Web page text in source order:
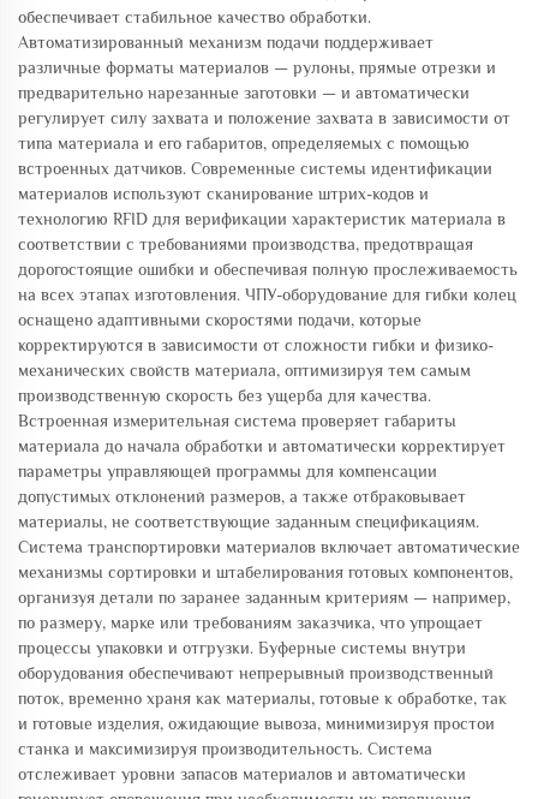
обеспечивает стабильное качество обработки.
Автоматизированный механизм подачи поддерживает
различные форматы материалов — рулоны, прямые отрезки и
предварительно нарезанные заготовки — и автоматически
регулирует силу захвата и положение захвата в зависимости от
типа материала и его габаритов, определяемых с помощью
встроенных датчиков. Современные системы идентификации
материалов используют сканирование штрих-кодов и
технологию RFID для верификации характеристик материала в
соответствии с требованиями производства, предотвращая
дорогостоящие ошибки и обеспечивая полную прослеживаемость
на всех этапах изготовления. ЧПУ-оборудование для гибки колец
оснащено адаптивными скоростями подачи, которые
корректируются в зависимости от сложности гибки и физико-
механических свойств материала, оптимизируя тем самым
производственную скорость без ущерба для качества.
Встроенная измерительная система проверяет габариты
материала до начала обработки и автоматически корректирует
параметры управляющей программы для компенсации
допустимых отклонений размеров, а также отбраковывает
материалы, не соответствующие заданным спецификациям.
Система транспортировки материалов включает автоматические
механизмы сортировки и штабелирования готовых компонентов,
организуя детали по заранее заданным критериям — например,
по размеру, марке или требованиям заказчика, что упрощает
процессы упаковки и отгрузки. Буферные системы внутри
оборудования обеспечивают непрерывный производственный
поток, временно храня как материалы, готовые к обработке, так
и готовые изделия, ожидающие вывоза, минимизируя простои
станка и максимизируя производительность. Система
отслеживает уровни запасов материалов и автоматически